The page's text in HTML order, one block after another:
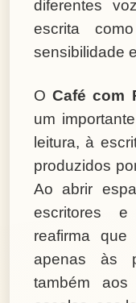
diferentes
escrita
sensibilidade
OCafé com
um
leitura, à
produzidos
Ao abrir
escritores
reafirma
apenas às
também